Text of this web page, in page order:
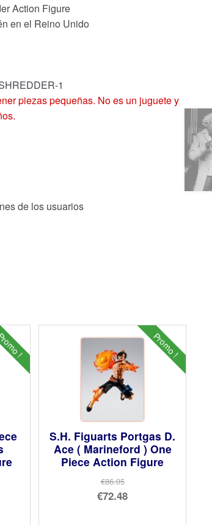
Action Figure
en el Reino Unido
1
piezas pequeñas. No es un juguete y
de los usuarios
! Promo !
S.H. Figuarts Portgas D.
Ace ( Marineford ) One
Piece Action Figure
€86.05
Le
€72.48